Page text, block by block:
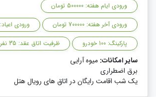
ورودی ایام هفته: 500000 تومان
ورودی آخر هفته: 700000 تومان
ورودی اعیاد: 1000000 تومان
پارکینگ: 100 خودرو
ظرفیت اتاق عقد: 35 نفر
سایر امکانات: میوه آرایی
برق اضطراری
یک شب اقامت رایگان در اتاق های رویال هتل